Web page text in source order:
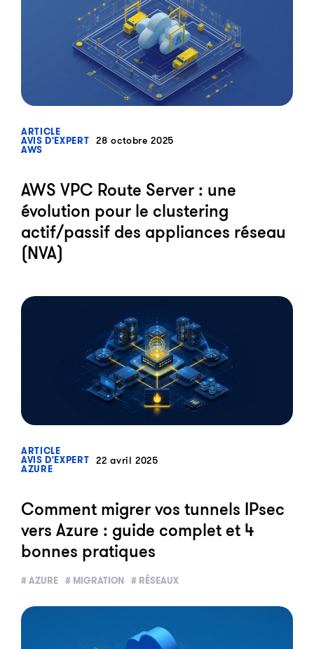
ARTICLE
AVIS D'EXPERT
AWS
28 octobre 2025
AWS VPC Route Server : une
évolution pour le clustering
actif/passif des appliances réseau
(NVA)
ARTICLE
AVIS D'EXPERT
AZURE
22 avril 2025
Comment migrer vos tunnels IPsec
vers Azure : guide complet et 4
bonnes pratiques
# AZURE # MIGRATION # RÉSEAUX